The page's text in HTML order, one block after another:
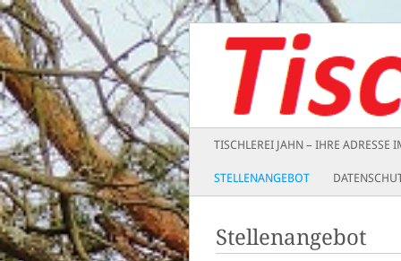
Tischlerei Jahn
Main menu
SKIP
CONTENT
TISCHLEREI JAHN – IHRE ADRESSE
STELLENANGEBOT
Stellenangebot